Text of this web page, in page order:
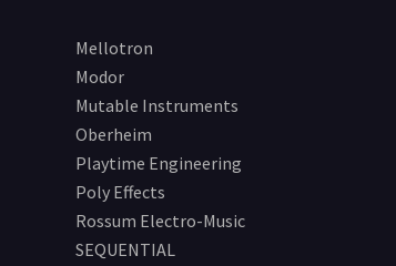
Mellotron
Modor
Mutable Instruments
Oberheim
Playtime Engineering
Poly Effects
Rossum Electro-Music
SEQUENTIAL